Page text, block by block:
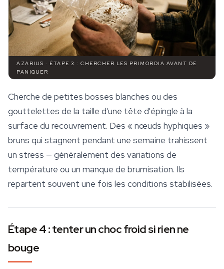
AZARIUS · ÉTAPE 3 : CHERCHER LES PRIMORDIA AVANT DE
PANIQUER
Cherche de petites bosses blanches ou des
gouttelettes de la taille d'une tête d'épingle à la
surface du recouvrement. Des « nœuds hyphiques »
bruns qui stagnent pendant une semaine trahissent
un stress — généralement des variations de
température ou un manque de brumisation. Ils
repartent souvent une fois les conditions stabilisées.
Étape 4 : tenter un choc froid si rien ne
bouge